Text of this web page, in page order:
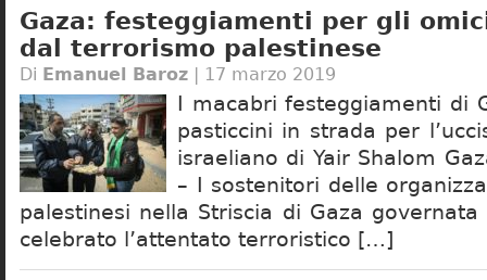
Gaza: festeggiamenti per gli
dal terrorismo palestinese
Di Emanuel Baroz | 17 marzo 2019
I macabri festeggiamenti di
pasticcini in strada per
israeliano di Yair Shalom
– I sostenitori delle
palestinesi nella Striscia di Gaza
celebrato l’attentato terroristico […]